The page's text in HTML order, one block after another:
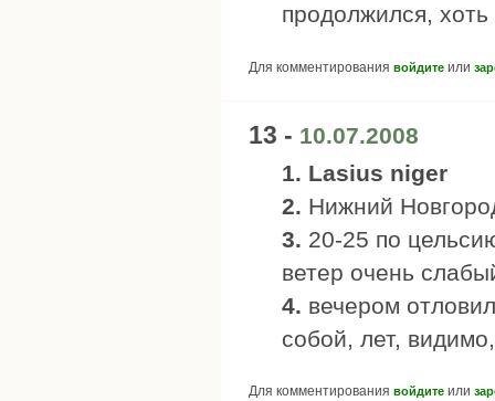
продолжился,
Для комментирования войдите или
13 - 10.07.2008
1. Lasius niger
2. Нижний
3. 20-25 по
ветер очень
4. вечером
собой, лет,
Для комментирования войдите или